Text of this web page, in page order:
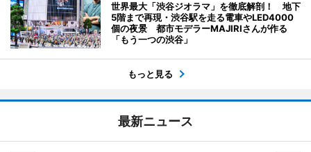
世界最大「渋谷ジオラマ」を徹底解剖！ 地下
5階まで再現・渋谷駅を走る電車やLED4000
個の夜景 都市モデラーMAJIRIさんが作る
「もう一つの渋谷」
もっと見る
最新ニュース